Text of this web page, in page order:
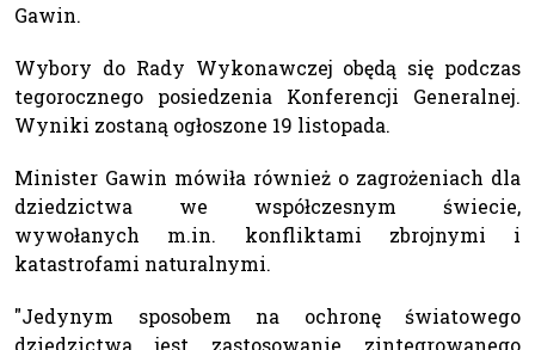
Gawin.
Wybory do Rady Wykonawczej obędą się podczas
tegorocznego posiedzenia Konferencji Generalnej.
Wyniki zostaną ogłoszone 19 listopada.
Minister Gawin mówiła również o zagrożeniach dla
dziedzictwa we współczesnym świecie,
wywołanych m.in. konfliktami zbrojnymi i
katastrofami naturalnymi.
"Jedynym sposobem na ochronę światowego
dziedzictwa jest zastosowanie zintegrowanego